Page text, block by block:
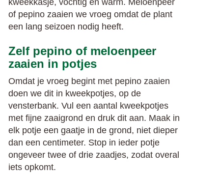
kweekkasje, vochtig en warm. Meloenpeer
of pepino zaaien we vroeg omdat de plant
een lang seizoen nodig heeft.
Zelf pepino of meloenpeer
zaaien in potjes
Omdat je vroeg begint met pepino zaaien
doen we dit in kweekpotjes, op de
vensterbank. Vul een aantal kweekpotjes
met fijne zaaigrond en druk dit aan. Maak in
elk potje een gaatje in de grond, niet dieper
dan een centimeter. Stop in ieder potje
ongeveer twee of drie zaadjes, zodat overal
iets opkomt.